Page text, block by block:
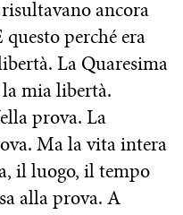
ancora
perché era
La Quaresima
mia libertà.
prova. La
Ma la vita intera
il luogo, il tempo
alla prova. A